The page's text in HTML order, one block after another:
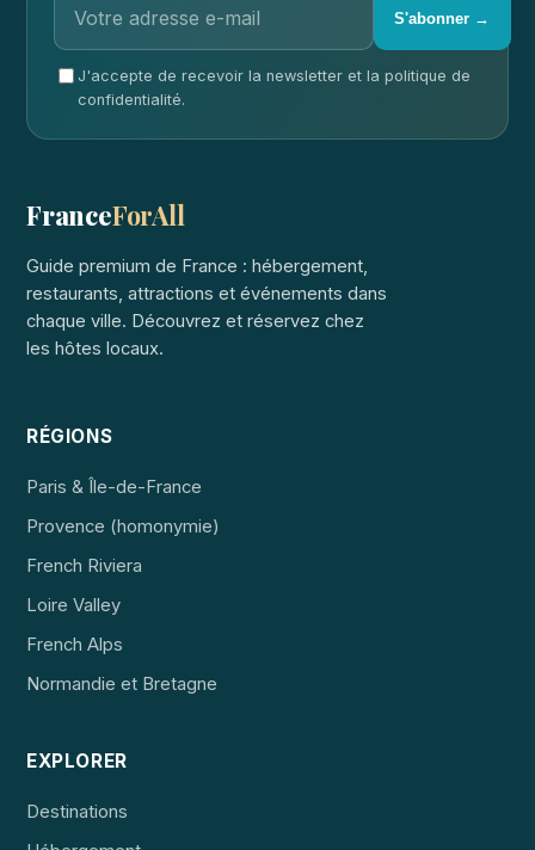
S'abonner →
J'accepte de recevoir la newsletter et la politique de
confidentialité.
FranceForAll
Guide premium de France : hébergement,
restaurants, attractions et événements dans
chaque ville. Découvrez et réservez chez
les hôtes locaux.
RÉGIONS
Paris & Île-de-France
Provence (homonymie)
French Riviera
Loire Valley
French Alps
Normandie et Bretagne
EXPLORER
Destinations